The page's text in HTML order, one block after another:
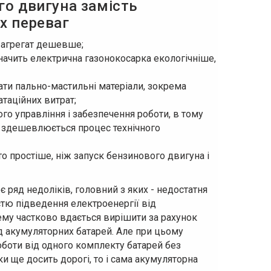
двигуна замість
переваг
агрегат дешевше;
електрична газонокосарка екологічніше,
пально-мастильні матеріали, зокрема
витрат;
управління і забезпечення роботи, в тому
здешевлюється процес технічного
простіше, ніж запуск бензинового двигуна і
недоліків, головний з яких - недостатня
підведення електроенергії від
частково вдається вирішити за рахунок
акумуляторних батарей. Але при цьому
від одного комплекту батарей без
ще досить дорогі, то і сама акумуляторна